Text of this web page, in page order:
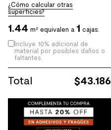
¿Cómo calcular otras
superficies?
1.44 m² equivalen a 1 cajas.
Incluye 10% adicional de
material por posibles daños o
faltantes.
Total $43.186